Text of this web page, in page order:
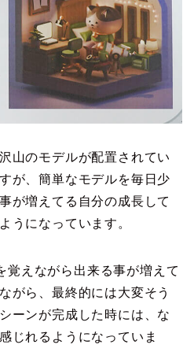
山のモデルが配置されてい
が、簡単なモデルを毎日少
が増えてる自分の成長して
うになっています。
覚えながら出来る事が増えて
がら、最終的には大変そう
ーンが完成した時には、な
じれるようになっていま